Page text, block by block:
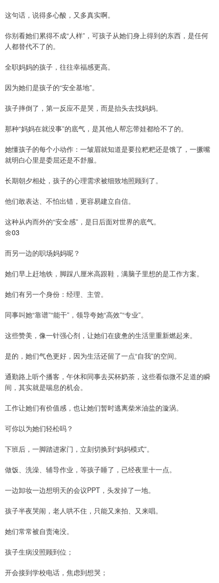
这句话，说得多心酸，又多真实啊。
你别看她们累得不成“人样”，可孩子从她们身上得到的东西，是任何
人都替代不了的。
全职妈妈的孩子，往往幸福感更高。
因为她们是孩子的“安全基地”。
孩子摔倒了，第一反应不是哭，而是抬头去找妈妈。
那种“妈妈在就没事”的底气，是其他人帮忘带娃都给不了的。
她懂孩子的每个小动作：一皱眉就知道是要拉粑粑还是饿了，一撅嘴
就明白心里是委屈还是不舒服。
长期朝夕相处，孩子的心理需求被细致地照顾到了。
他们敢表达、不怕出错，更容易建立自信。
这种从内而外的“安全感”，是日后面对世界的底气。
🌼03
而另一边的职场妈妈呢？
她们早上赶地铁，脚踩八厘米高跟鞋，满脑子里想的是工作方案。
她们有另一个身份：经理、主管。
同事叫她“靠谱”“能干”，领导夸她“高效”“专业”。
这些赞美，像一针强心剂，让她们在疲惫的生活里重新燃起来。
是的，她们气色更好，因为生活还留了一点“自我”的空间。
通勤路上听个播客，午休和同事去买杯奶茶，这些看似微不足道的瞬
间，其实就是喘息的机会。
工作让她们有价值感，也让她们暂时逃离柴米油盐的漩涡。
可你以为她们轻松吗？
下班后，一脚踏进家门，立刻切换到“妈妈模式”。
做饭、洗澡、辅导作业，等孩子睡了，已经夜里十一点。
一边卸妆一边想明天的会议PPT，头发掉了一地。
孩子半夜哭闹，老人哄不住，只能又来拍、又来唱。
她们常常被自责淹没。
孩子生病没照顾到位；
开会接到学校电话，焦虑到想哭；